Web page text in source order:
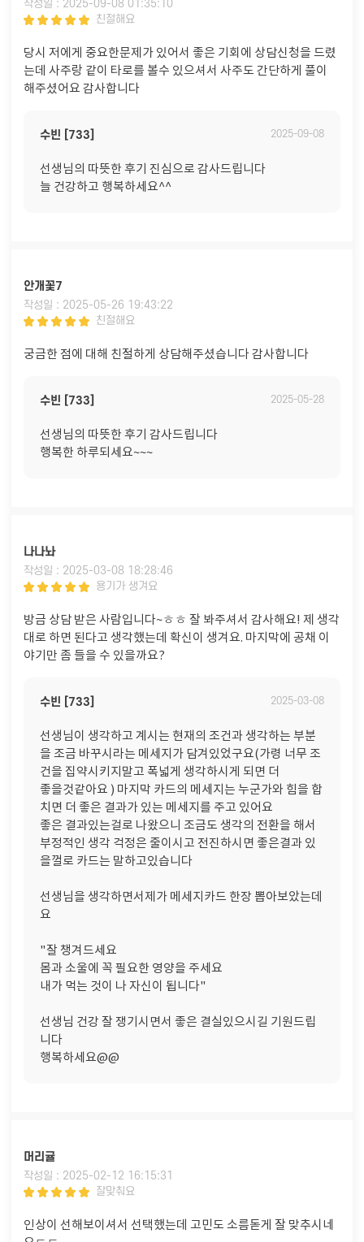
작성일 : 2025-09-08 01:35:10
친절해요
당시 저에게 중요한문제가 있어서 좋은 기회에 상담신청을 드렸
는데 사주랑 같이 타로를 볼수 있으셔서 사주도 간단하게 풀이
해주셨어요 감사합니다
수빈 [733] 2025-09-08
선생님의 따뜻한 후기 진심으로 감사드립니다
늘 건강하고 행복하세요^^
안개꽃7
작성일 : 2025-05-26 19:43:22
친절해요
궁금한 점에 대해 친절하게 상담해주셨습니다 감사합니다
수빈 [733] 2025-05-28
선생님의 따뜻한 후기 감사드립니다
행복한 하루되세요~~~
나나놔
작성일 : 2025-03-08 18:28:46
용기가 생겨요
방금 상담 받은 사람입니다~ㅎㅎ 잘 봐주셔서 감사해요! 제 생각
대로 하면 된다고 생각했는데 확신이 생겨요. 마지막에 공채 이
야기만 좀 들을 수 있을까요?
수빈 [733] 2025-03-08
선생님이 생각하고 계시는 현재의 조건과 생각하는 부분
을 조금 바꾸시라는 메세지가 담겨있었구요(가령 너무 조
건을 집약시키지말고 폭넓게 생각하시게 되면 더
좋을것같아요 ) 마지막 카드의 메세지는 누군가와 힘을 합
치면 더 좋은 결과가 있는 메세지를 주고 있어요
좋은 결과있는걸로 나왔으니 조금도 생각의 전환을 해서
부정적인 생각 걱정은 줄이시고 전진하시면 좋은결과 있
을껄로 카드는 말하고있습니다
선생님을 생각하면서제가 메세지카드 한장 뽑아보았는데
요
"잘 챙겨드세요
몸과 소울에 꼭 필요한 영양을 주세요
내가 먹는 것이 나 자신이 됩니다"
선생님 건강 잘 쟁기시면서 좋은 결실있으시길 기원드립
니다
행복하세요@@
머리귤
작성일 : 2025-02-12 16:15:31
잘맞춰요
인상이 선해보이셔서 선택했는데 고민도 소름돋게 잘 맞추시네